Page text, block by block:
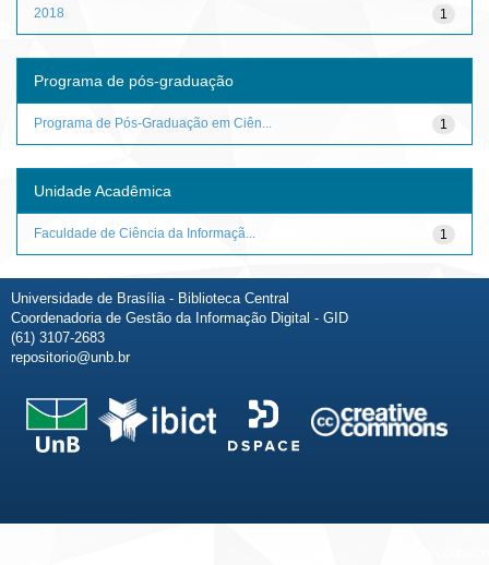
1
2018
Programa de pós-graduação
1
Programa de Pós-Graduação em Ciên...
Unidade Acadêmica
1
Faculdade de Ciência da Informaçã...
Universidade de Brasília - Biblioteca Central
Coordenadoria de Gestão da Informação Digital - GID
(61) 3107-2683
repositorio@unb.br